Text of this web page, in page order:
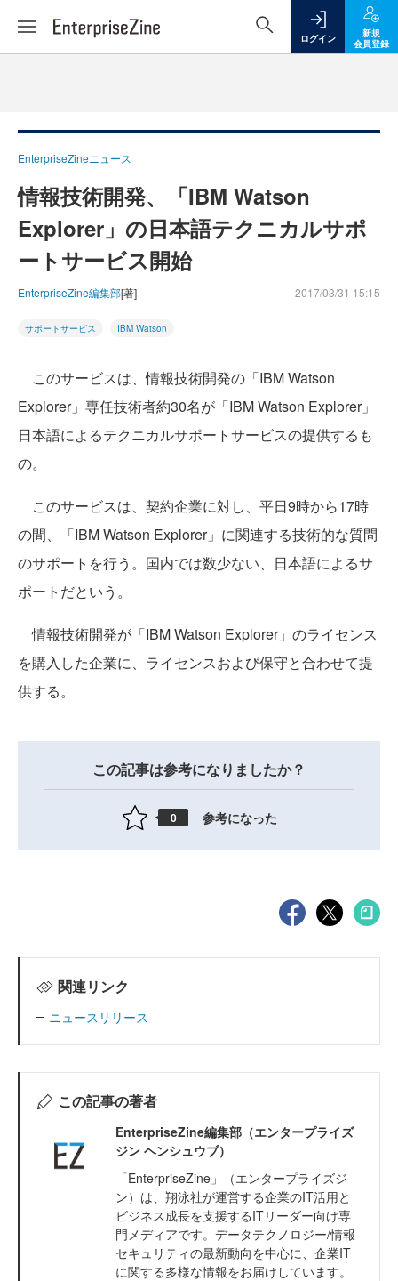
ログイン
新規
会員登録
EnterpriseZineニュース
情報技術開発、「IBM Watson
Explorer」の日本語テクニカルサポ
ートサービス開始
EnterpriseZine編集部[著] 2017/03/31 15:15
サポートサービス IBM Watson
このサービスは、情報技術開発の「IBM Watson
Explorer」専任技術者約30名が「IBM Watson Explorer」
日本語によるテクニカルサポートサービスの提供するも
の。
このサービスは、契約企業に対し、平日9時から17時
の間、「IBM Watson Explorer」に関連する技術的な質問
のサポートを行う。国内では数少ない、日本語によるサ
ポートだという。
情報技術開発が「IBM Watson Explorer」のライセンス
を購入した企業に、ライセンスおよび保守と合わせて提
供する。
この記事は参考になりましたか？
0 参考になった
関連リンク
ニュースリリース
この記事の著者
EnterpriseZine編集部（エンタープライズ
ジン ヘンシュウブ）
「EnterpriseZine」（エンタープライズジ
ン）は、翔泳社が運営する企業のIT活用と
ビジネス成長を支援するITリーダー向け専
門メディアです。データテクノロジー/情報
セキュリティの最新動向を中心に、企業IT
に関する多様な情報をお届けしています。